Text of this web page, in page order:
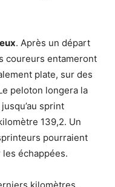
. Après un départ
coureurs entameront
plate, sur des
peloton longera la
sprint
139,2. Un
pourraient
échappées.
kilomètres,